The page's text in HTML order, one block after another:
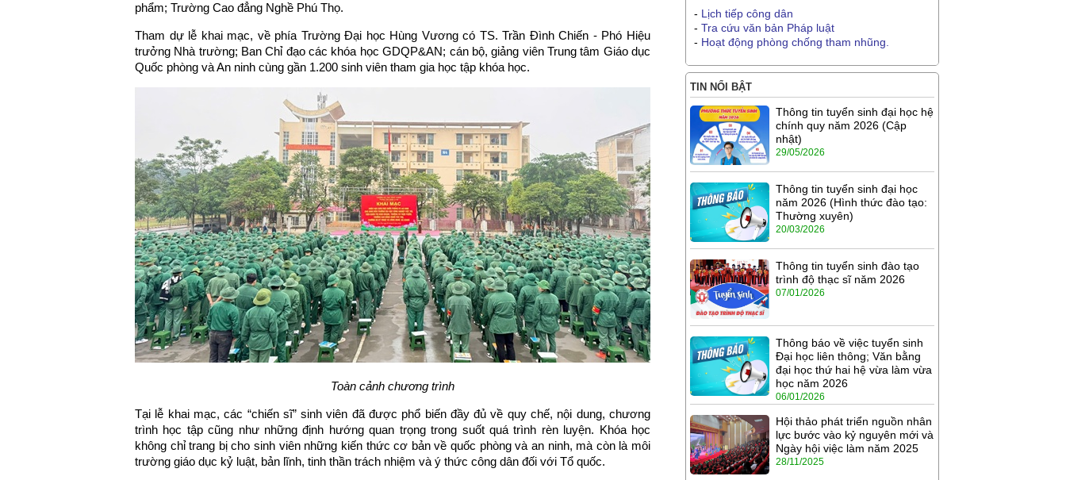
phẩm; Trường Cao đẳng Nghề Phú Thọ.
Tham dự lễ khai mạc, về phía Trường Đại học Hùng Vương có TS. Trần Đình Chiến - Phó Hiệu
trưởng Nhà trường; Ban Chỉ đạo các khóa học GDQP&AN; cán bộ, giảng viên Trung tâm Giáo dục
Quốc phòng và An ninh cùng gần 1.200 sinh viên tham gia học tập khóa học.
Toàn cảnh chương trình
Tại lễ khai mạc, các “chiến sĩ” sinh viên đã được phổ biến đầy đủ về quy chế, nội dung, chương
trình học tập cũng như những định hướng quan trọng trong suốt quá trình rèn luyện. Khóa học
không chỉ trang bị cho sinh viên những kiến thức cơ bản về quốc phòng và an ninh, mà còn là môi
trường giáo dục kỷ luật, bản lĩnh, tinh thần trách nhiệm và ý thức công dân đối với Tổ quốc.
- Lịch tiếp công dân
- Tra cứu văn bản Pháp luật
- Hoạt động phòng chống tham nhũng.
TIN NỔI BẬT
Thông tin tuyển sinh đại học hệ
chính quy năm 2026 (Cập
nhật)
29/05/2026
Thông tin tuyển sinh đại học
năm 2026 (Hình thức đào tạo:
Thường xuyên)
20/03/2026
Thông tin tuyển sinh đào tạo
trình độ thạc sĩ năm 2026
07/01/2026
Thông báo về việc tuyển sinh
Đại học liên thông; Văn bằng
đại học thứ hai hệ vừa làm vừa
học năm 2026
06/01/2026
Hội thảo phát triển nguồn nhân
lực bước vào kỷ nguyên mới và
Ngày hội việc làm năm 2025
28/11/2025